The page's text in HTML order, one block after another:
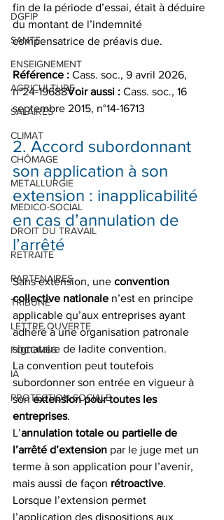
DGFIP
SANTE
ENSEIGNEMENT
AGRICULTURE
SALAIRES
CLIMAT
CHÔMAGE
METALLURGIE
MEDICO-SOCIAL
DROIT DU TRAVAIL
RETRAITE
PARTENAIRES
TRIBUNE
LETTRE OUVERTE
FOCOM56
IA
PROTECTION SOCIALE
fin de la période d’essai, était à déduire
du montant de l’indemnité
compensatrice de préavis due.
Référence : Cass. soc., 9 avril 2026,
n°24-19688Voir aussi : Cass. soc., 16
septembre 2015, n°14-16713
2. Accord subordonnant
son application à son
extension : inapplicabilité
en cas d’annulation de
l’arrêté
Sans extension, une convention
collective nationale n’est en principe
applicable qu’aux entreprises ayant
adhéré à une organisation patronale
signataire de ladite convention.
La convention peut toutefois
subordonner son entrée en vigueur à
son extension pour toutes les
entreprises.
L’annulation totale ou partielle de
l’arrêté d’extension par le juge met un
terme à son application pour l’avenir,
mais aussi de façon rétroactive.
Lorsque l’extension permet
l’application des dispositions aux